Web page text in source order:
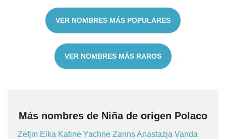
VER NOMBRES MÁS POPULARES
VER NOMBRES MÁS RAROS
Más nombres de Niña de origen Polaco
Zefjm Elka Katine Yachne ZannsAnastazja Vanda